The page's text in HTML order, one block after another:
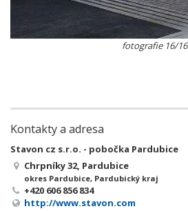
fotografie 16/16
Kontakty a adresa
Stavon cz s.r.o. - pobočka Pardubice
Chrpníky 32, Pardubice
okres Pardubice, Pardubický kraj
+420 606 856 834
http://www.stavon.com